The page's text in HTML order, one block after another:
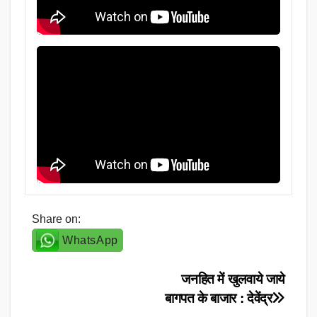
Share on:
WhatsApp
जनहित में खुलवाये जाये
बागपत के बाजार : देवेंद्र